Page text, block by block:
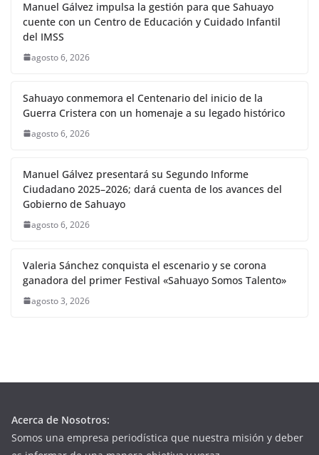
Manuel Gálvez impulsa la gestión para que Sahuayo
cuente con un Centro de Educación y Cuidado Infantil
del IMSS
agosto 6, 2026
Sahuayo conmemora el Centenario del inicio de la
Guerra Cristera con un homenaje a su legado histórico
agosto 6, 2026
Manuel Gálvez presentará su Segundo Informe
Ciudadano 2025–2026; dará cuenta de los avances del
Gobierno de Sahuayo
agosto 6, 2026
Valeria Sánchez conquista el escenario y se corona
ganadora del primer Festival «Sahuayo Somos Talento»
agosto 3, 2026
Acerca de Nosotros:
Somos una empresa periodística que nuestra misión y deber